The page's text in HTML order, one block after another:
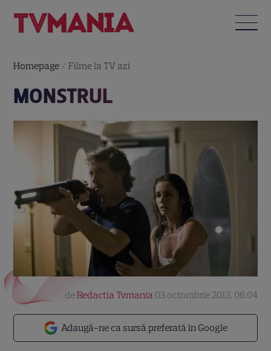
Homepage /Filme la TV azi
MONSTRUL
Adaugă-ne ca sursă preferată în Google
deRedactia Tvmania 03 octombrie 2013, 06:04